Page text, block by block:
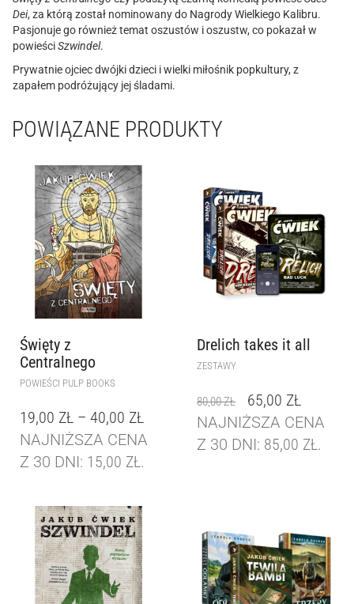
Dei, za którą został nominowany do Nagrody Wielkiego Kalibru.
Pasjonuje go również temat oszustów i oszustw, co pokazał w
powieściSzwindel.
Prywatnie ojciec dwójki dzieci i wielki miłośnik popkultury, z
zapałem podróżujący jej śladami.
POWIĄZANE PRODUKTY
Święty z
Centralnego
POWIEŚCI PULP BOOKS
19,00 ZŁ – 40,00 ZŁ
NAJNIŻSZA CENA
Z 30 DNI: 15,00 ZŁ.
Drelich takes it all
ZESTAWY
80,00ZŁ 65,00 ZŁ
NAJNIŻSZA CENA
Z 30 DNI: 85,00 ZŁ.